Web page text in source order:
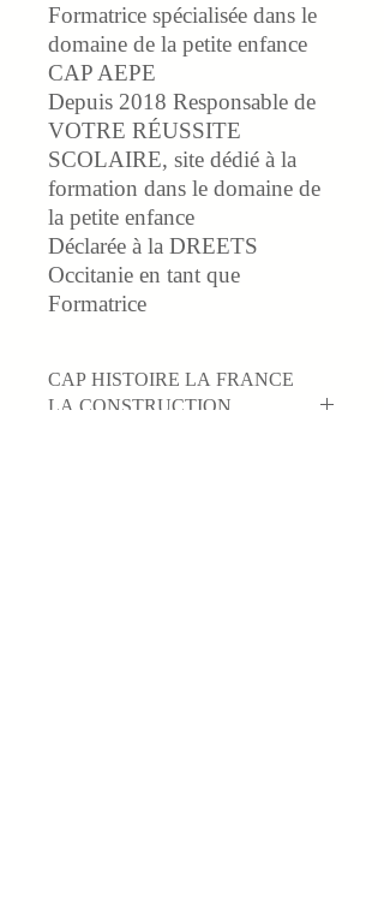
Formatrice spécialisée dans le
domaine de la petite enfance
CAP AEPE
Depuis 2018 Responsable de
VOTRE RÉUSSITE
SCOLAIRE, site dédié à la
formation dans le domaine de
la petite enfance
Déclarée à la DREETS
Occitanie en tant que
Formatrice
CAP HISTOIRE LA FRANCE
LA CONSTRUCTION